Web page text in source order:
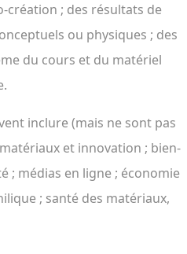
création ; des résultats de
ou physiques ; des
du cours et du matériel
inclure (mais ne sont pas
et innovation ; bien-
; médias en ligne ; économie
; santé des matériaux,